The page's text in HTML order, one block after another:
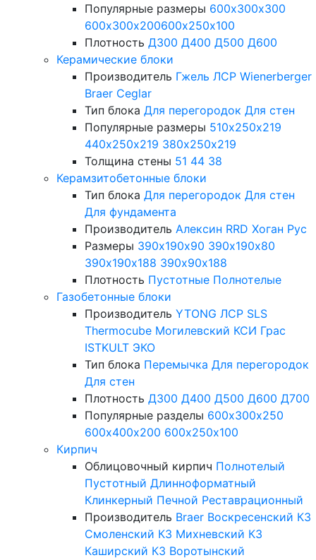
Популярные размеры 600х300х300
600х300х200600х250х100
Плотность Д300 Д400 Д500 Д600
Керамические блоки
Производитель Гжель ЛСР Wienerberger
Braer Ceglar
Тип блока Для перегородок Для стен
Популярные размеры 510х250х219
440х250х219 380х250х219
Толщина стены 51 44 38
Керамзитобетонные блоки
Тип блока Для перегородок Для стен
Для фундамента
Производитель Алексин RRD Хоган Рус
Размеры 390х190х90 390х190х80
390х190х188 390х90х188
Плотность Пустотные Полнотелые
Газобетонные блоки
Производитель YTONG ЛСР SLS
Thermocube Могилевский КСИ Грас
ISTKULT ЭКО
Тип блока Перемычка Для перегородок
Для стен
Плотность Д300 Д400 Д500 Д600 Д700
Популярные разделы 600х300х250
600х400х200 600х250х100
Кирпич
Облицовочный кирпич Полнотелый
Пустотный Длинноформатный
Клинкерный Печной Реставрационный
Производитель Braer Воскресенский КЗ
Смоленский КЗ Михневский КЗ
Каширский КЗ Воротынский